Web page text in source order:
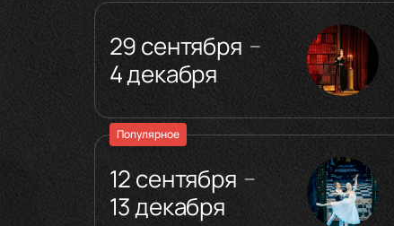
29 сентября —
4 декабря
Популярное
12 сентября —
13 декабря